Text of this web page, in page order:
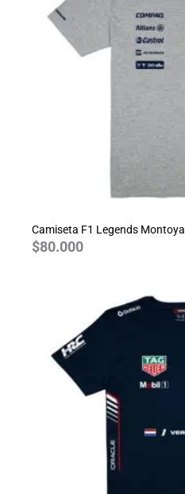
Camiseta F1 Legends Montoya
$80.000